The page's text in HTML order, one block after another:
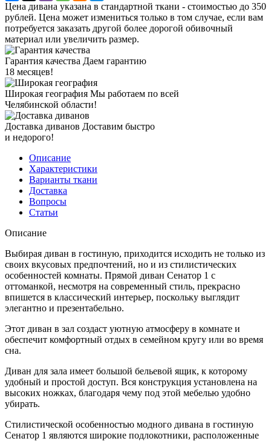
Цена дивана указана в стандартной ткани - стоимостью до 350
рублей. Цена может измениться только в том случае, если вам
потребуется заказать другой более дорогой обивочный
материал или увеличить размер.
Гарантия качества Даем гарантию
18 месяцев!
Широкая география Мы работаем по всей
Челябинской области!
Доставка диванов Доставим быстро
и недорого!
Описание
Характеристики
Варианты ткани
Доставка
Вопросы
Статьи
Описание
Выбирая диван в гостиную, приходится исходить не только из
своих вкусовых предпочтений, но и из стилистических
особенностей комнаты. Прямой диван Сенатор 1 с
оттоманкой, несмотря на современный стиль, прекрасно
впишется в классический интерьер, поскольку выглядит
элегантно и презентабельно.
Этот диван в зал создаст уютную атмосферу в комнате и
обеспечит комфортный отдых в семейном кругу или во время
сна.
Диван для зала имеет большой бельевой ящик, к которому
удобный и простой доступ. Вся конструкция установлена на
высоких ножках, благодаря чему под этой мебелью удобно
убирать.
Стилистической особенностью модного дивана в гостиную
Сенатор 1 являются широкие подлокотники, расположенные